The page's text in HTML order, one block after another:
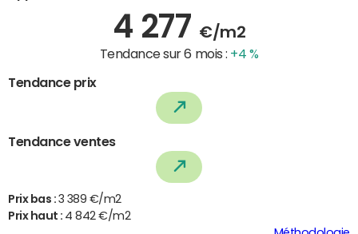
4 277 €/m2
Tendance sur 6 mois : +4 %
Tendance prix
Tendance ventes
Prix bas : 3 389 €/m2
Prix haut : 4 842 €/m2